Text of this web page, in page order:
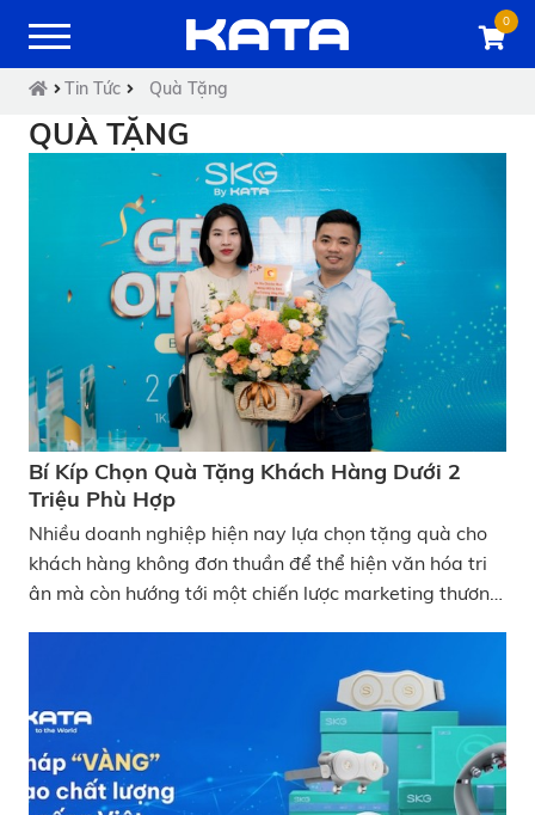
0
Tin Tức Quà Tặng
QUÀ TẶNG
Bí Kíp Chọn Quà Tặng Khách Hàng Dưới 2
Triệu Phù Hợp
Nhiều doanh nghiệp hiện nay lựa chọn tặng quà cho
khách hàng không đơn thuần để thể hiện văn hóa tri
ân mà còn hướng tới một chiến lược marketing thương
tặng khách hàng dưới 2 triệu được ưu tiên tìm kiếm
hơn cả bởi đáp ứng được yếu tố ngân sách mà nhiều
doanh nghiệp đặt ra. Vậy làm thế nào để chọn ra
được món quà giúp bạn ghi điểm trong mắt khách
hàng cũng như quảng cáo doanh nghiệp tốt nhất mà